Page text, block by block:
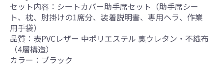
セット内容：シートカバー助手席セット（助手席シー
ト、枕、肘掛けの1席分、装着説明書、専用ヘラ、作業
用手袋）
品質：表PVCレザー 中ポリエステル 裏ウレタン・不織布
（4層構造）
カラー：ブラック